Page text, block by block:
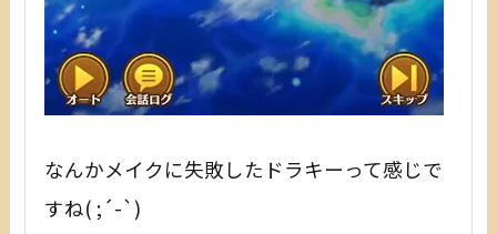
なんかメイクに失敗したドラキーって感じで
すね( ;´-`)